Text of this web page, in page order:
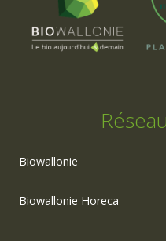
Biowallonie
Biowallonie Horeca